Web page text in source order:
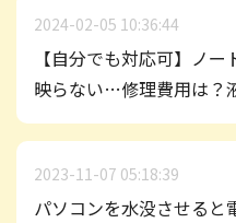
2024-02-05 10:36:44
【自分でも対応可】ノ
映らない…修理費用は？
2023-11-07 05:18:39
パソコンを水没させると